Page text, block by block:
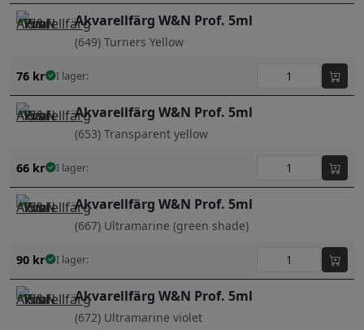
Akvarellfärg W&N Prof. 5ml
(649) Turners Yellow
76 kr I lager:
Akvarellfärg W&N Prof. 5ml
(653) Transparent yellow
66 kr I lager:
Akvarellfärg W&N Prof. 5ml
(667) Ultramarine (green shade)
90 kr I lager:
Akvarellfärg W&N Prof. 5ml
(672) Ultramarine violet